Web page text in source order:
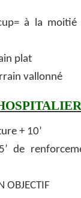
à la
plat
vallonné
+ 10’
de
OBJECTIF